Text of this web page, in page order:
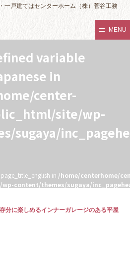
一戸建てはセンターホーム（株）菅谷工務
MENU
variable
in
center-
site/wp-
sugaya/
in /home/centerhome/
content/themes/sugaya/
分に楽しめるインナーガレージのある平屋